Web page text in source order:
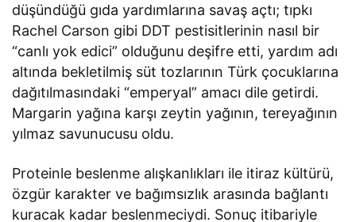
düşündüğü gıda yardımlarına savaş açtı; tıpkı
Rachel Carson gibi DDT pestisitlerinin nasıl bir
“canlı yok edici” olduğunu deşifre etti, yardım adı
altında bekletilmiş süt tozlarının Türk çocuklarına
dağıtılmasındaki “emperyal” amacı dile getirdi.
Margarin yağına karşı zeytin yağının, tereyağının
yılmaz savunucusu oldu.
Proteinle beslenme alışkanlıkları ile itiraz kültürü,
özgür karakter ve bağımsızlık arasında bağlantı
kuracak kadar beslenmeciydi. Sonuç itibariyle